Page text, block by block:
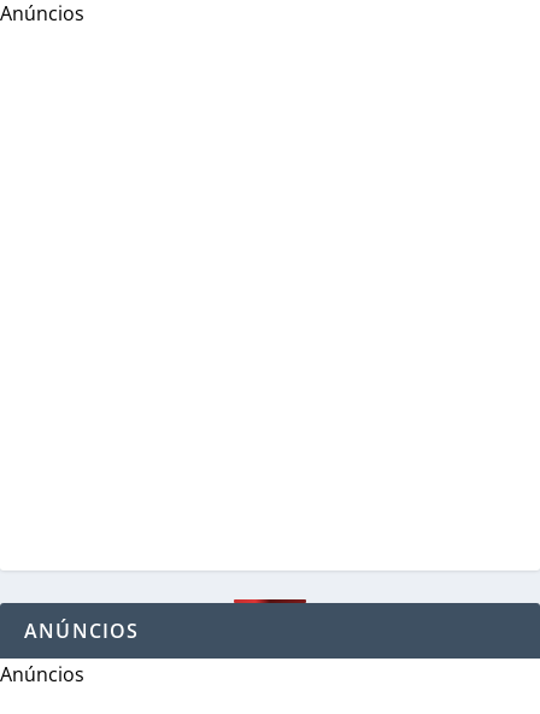
Anúncios
ANÚNCIOS
Anúncios